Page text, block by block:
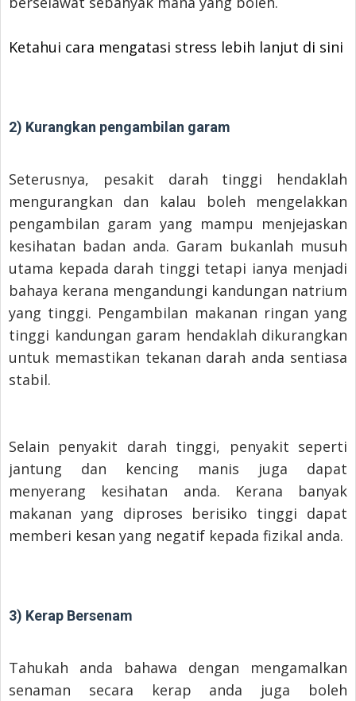
Ketahui cara mengatasi stress lebih lanjut di sini
2) Kurangkan pengambilan garam
Seterusnya, pesakit darah tinggi hendaklah
mengurangkan dan kalau boleh mengelakkan
pengambilan garam yang mampu menjejaskan
kesihatan badan anda. Garam bukanlah musuh
utama kepada darah tinggi tetapi ianya menjadi
bahaya kerana mengandungi kandungan natrium
yang tinggi. Pengambilan makanan ringan yang
tinggi kandungan garam hendaklah dikurangkan
untuk memastikan tekanan darah anda sentiasa
stabil.
Selain penyakit darah tinggi, penyakit seperti
jantung dan kencing manis juga dapat
menyerang kesihatan anda. Kerana banyak
makanan yang diproses berisiko tinggi dapat
memberi kesan yang negatif kepada fizikal anda.
3) Kerap Bersenam
Tahukah anda bahawa dengan mengamalkan
senaman secara kerap anda juga boleh